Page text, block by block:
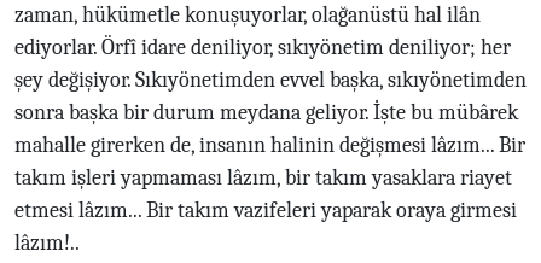
zaman, hükümetle konuşuyorlar, olağanüstü hal ilân
ediyorlar. Örfî idare deniliyor, sıkıyönetim deniliyor; her
şey değişiyor. Sıkıyönetimden evvel başka, sıkıyönetimden
sonra başka bir durum meydana geliyor. İşte bu mübârek
mahalle girerken de, insanın halinin değişmesi lâzım... Bir
takım işleri yapmaması lâzım, bir takım yasaklara riayet
etmesi lâzım... Bir takım vazifeleri yaparak oraya girmesi
lâzım!..